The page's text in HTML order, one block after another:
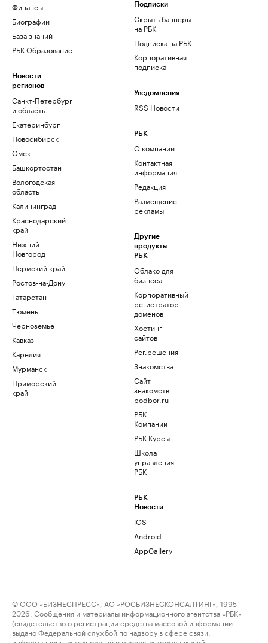
Финансы
Биографии
База знаний
РБК Образование
Новости
регионов
Санкт-Петербург
и область
Екатеринбург
Новосибирск
Омск
Башкортостан
Вологодская
область
Калининград
Краснодарский
край
Нижний
Новгород
Пермский край
Ростов-на-Дону
Татарстан
Тюмень
Черноземье
Кавказ
Карелия
Мурманск
Приморский
край
Подписки
Скрыть баннеры
на РБК
Подписка на РБК
Корпоративная
подписка
Уведомления
RSS Новости
РБК
О компании
Контактная
информация
Редакция
Размещение
рекламы
Другие
продукты
РБК
Облако для
бизнеса
Корпоративный
регистратор
доменов
Хостинг
сайтов
Рег.решения
Знакомства
Сайт
знакомств
podbor.ru
РБК
Компании
РБК Курсы
Школа
управления
РБК
РБК
Новости
iOS
Android
AppGallery
© ООО «БИЗНЕСПРЕСС», АО «РОСБИЗНЕСКОНСАЛТИНГ», 1995–
2026. Сообщения и материалы информационного агентства «РБК»
(свидетельство о регистрации средства массовой информации
выдано Федеральной службой по надзору в сфере связи,